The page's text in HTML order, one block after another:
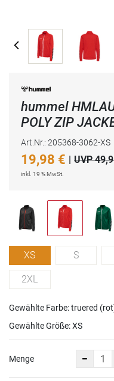
hummel
POLY ZIP
Art.Nr.: 205368-3062-XS
19,98 € | UVP
inkl. 19 % MwSt.
XS S
2XL
Gewählte Farbe: truered
Gewählte Größe:XS
Menge